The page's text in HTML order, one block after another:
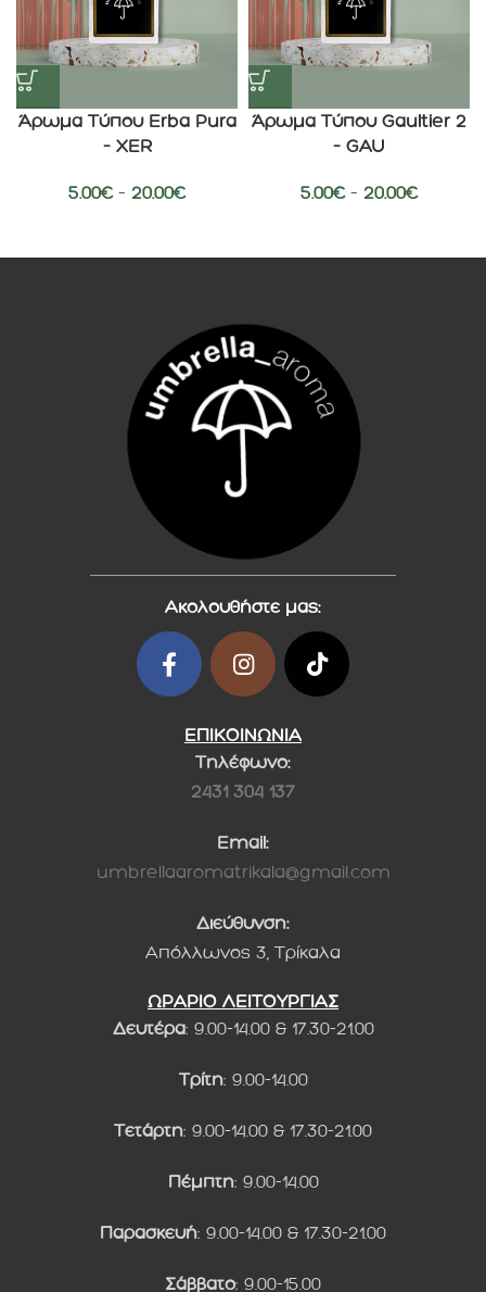
Άρωμα Τύπου Erba Pura
– XER
5.00€ – 20.00€
Άρωμα Τύπου Gaultier 2
– GAU
5.00€ – 20.00€
Ακολουθήστε μας:
ΕΠΙΚΟΙΝΩΝΙΑ
Τηλέφωνο:
2431 304 137
Email:
umbrellaaromatrikala@gmail.com
Διεύθυνση:
Απόλλωνος 3, Τρίκαλα
ΩΡΑΡΙΟ ΛΕΙΤΟΥΡΓΙΑΣ
Δευτέρα: 9.00-14.00 & 17.30-21.00
Τρίτη: 9.00-14.00
Τετάρτη: 9.00-14.00 & 17.30-21.00
Πέμπτη: 9.00-14.00
Παρασκευή: 9.00-14.00 & 17.30-21.00
Σάββατο: 9.00-15.00